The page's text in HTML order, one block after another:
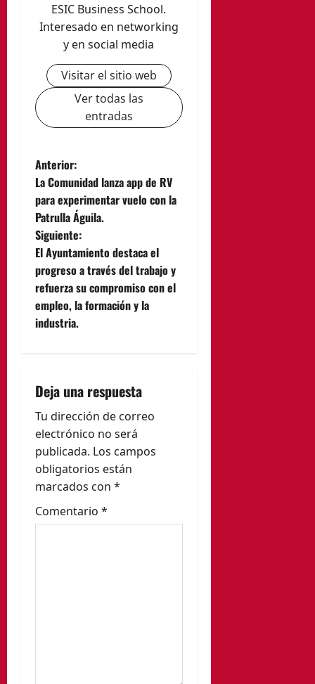
ESIC Business School.
Interesado en networking
y en social media
Visitar el sitio web
Ver todas las
entradas
N
a
v
e
g
a
ó
n
d
e
e
Anterior:
La Comunidad lanza app de RV
para experimentar vuelo con la
Patrulla Águila.
Siguiente:
El Ayuntamiento destaca el
progreso a través del trabajo y
refuerza su compromiso con el
empleo, la formación y la
industria.
Deja una respuesta
Tu dirección de correo
electrónico no será
publicada. Los campos
obligatorios están
marcados con *
Comentario *